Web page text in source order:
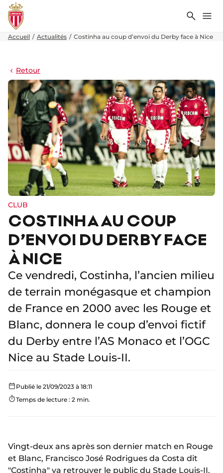
Accueil Actualités Costinha au coup d’envoi du Derby face à Nice
Retour
CLUB
COSTINHA AU COUP
D’ENVOI DU DERBY FACE
À NICE
Ce vendredi, Costinha, l’ancien milieu
de terrain monégasque et champion
de France en 2000 avec les Rouge et
Blanc, donnera le coup d’envoi fictif
du Derby entre l’AS Monaco et l’OGC
Nice au Stade Louis-II.
Publié le 21/09/2023 à 18:11
Temps de lecture : 2 min.
Vingt-deux ans après son dernier match en Rouge
et Blanc, Francisco José Rodrigues da Costa dit
"Costinha" va retrouver le public du Stade Louis-II.